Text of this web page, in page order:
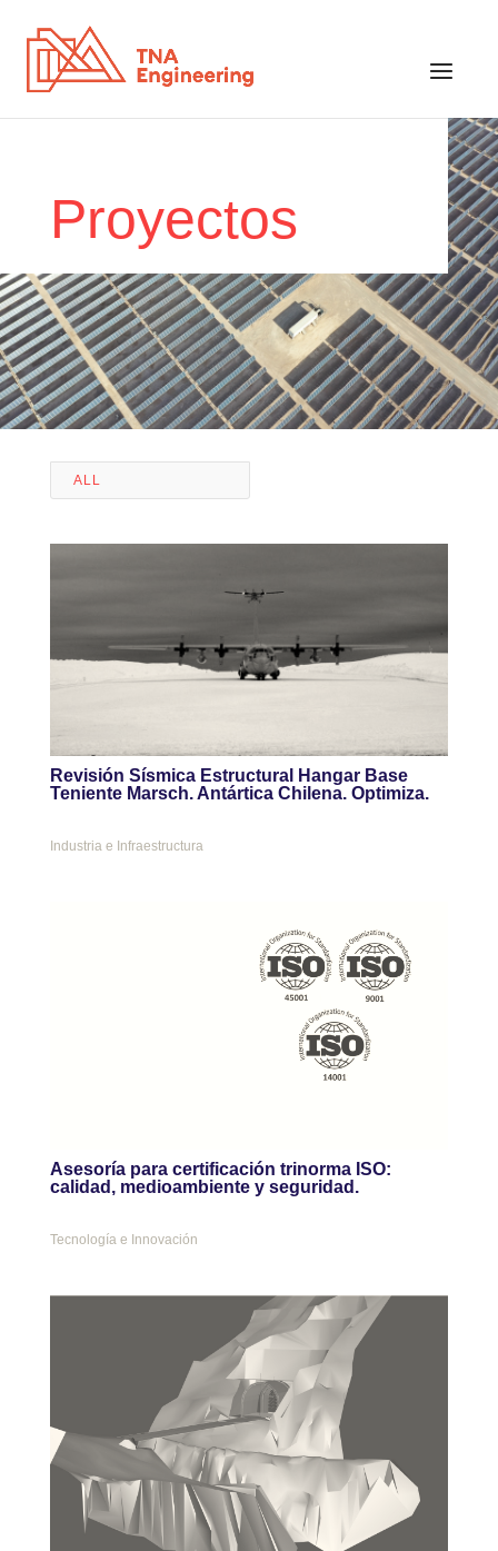
Proyectos
ALL
Revisión Sísmica Estructural Hangar Base
Teniente Marsch. Antártica Chilena. Optimiza.
Industria e Infraestructura
Asesoría para certificación trinorma ISO:
calidad, medioambiente y seguridad.
Tecnología e Innovación